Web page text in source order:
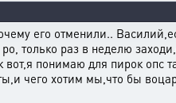
его отменили..
только раз в неделю
понимаю для пирок опс
чего хотим мы,что бы